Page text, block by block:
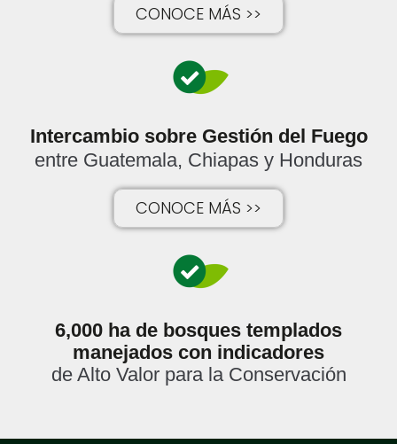
CONOCE MÁS >>
Intercambio sobre Gestión del Fuego
entre Guatemala, Chiapas y Honduras
CONOCE MÁS >>
6,000 ha de bosques templados
manejados con indicadores
de Alto Valor para la Conservación